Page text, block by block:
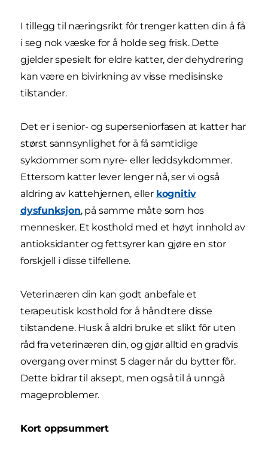
I tillegg til næringsrikt fôr trenger katten din å få
i seg nok væske for å holde seg frisk. Dette
gjelder spesielt for eldre katter, der dehydrering
kan være en bivirkning av visse medisinske
tilstander.
Det er i senior- og superseniorfasen at katter har
størst sannsynlighet for å få samtidige
sykdommer som nyre- eller leddsykdommer.
Ettersom katter lever lenger nå, ser vi også
aldring av kattehjernen, eller kognitiv
dysfunksjon, på samme måte som hos
mennesker. Et kosthold med et høyt innhold av
antioksidanter og fettsyrer kan gjøre en stor
forskjell i disse tilfellene.
Veterinæren din kan godt anbefale et
terapeutisk kosthold for å håndtere disse
tilstandene. Husk å aldri bruke et slikt fôr uten
råd fra veterinæren din, og gjør alltid en gradvis
overgang over minst 5 dager når du bytter fôr.
Dette bidrar til aksept, men også til å unngå
mageproblemer.
Kort oppsummert